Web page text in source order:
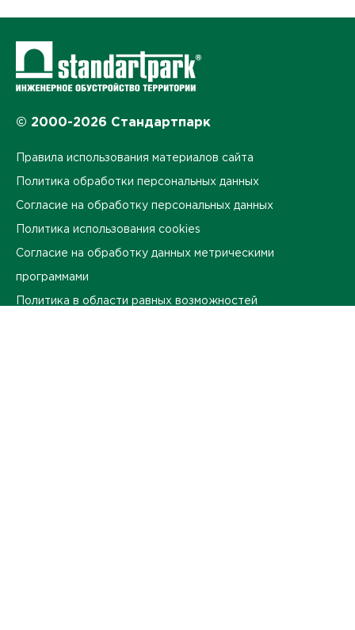
© 2000-2026 Стандартпарк
Правила использования материалов сайта
Политика обработки персональных данных
Согласие на обработку персональных данных
Политика использования cookies
Согласие на обработку данных метрическими
программами
Политика в области равных возможностей